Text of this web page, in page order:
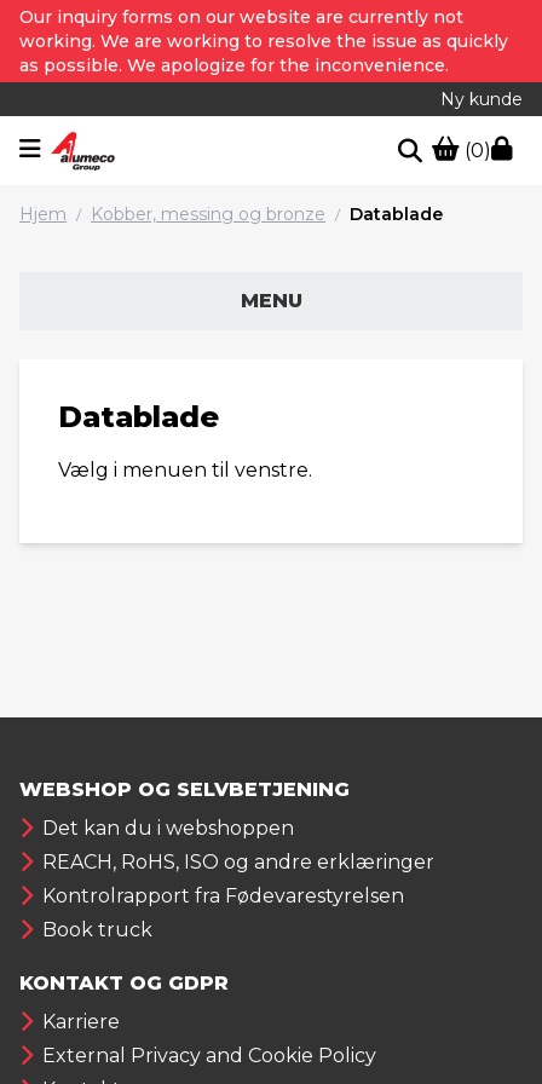
Our inquiry forms on our website are currently not
working. We are working to resolve the issue as quickly
as possible. We apologize for the inconvenience.
Ny kunde
(0)
Hjem / Kobber, messing og bronze / Datablade
MENU
Datablade
Vælg i menuen til venstre.
WEBSHOP OG SELVBETJENING
Det kan du i webshoppen
REACH, RoHS, ISO og andre erklæringer
Kontrolrapport fra Fødevarestyrelsen
Book truck
KONTAKT OG GDPR
Karriere
External Privacy and Cookie Policy